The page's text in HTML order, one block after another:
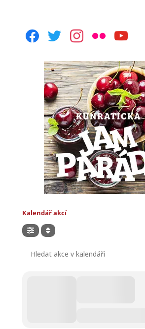
facebooktwitterinstagram
flickr youtube
Kalendář akcí